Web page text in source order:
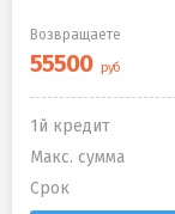
Возвращаете
1й кредит
Макс. сумма
Срок